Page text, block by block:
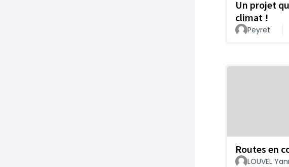
Un projet
climat !
Peyret
Routes en
LOUVEL